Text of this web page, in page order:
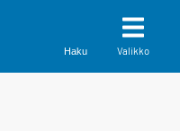
Haku Valikko